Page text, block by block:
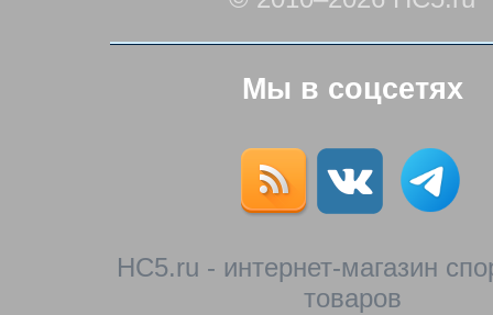
Мы в соцсетях
HC5.ru - интернет-магазин
товаров